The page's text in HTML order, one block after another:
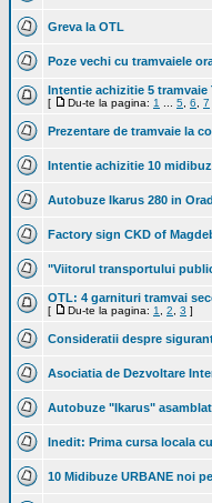
Greva la OTL
Poze vechi cu tramvaiele
Intentie achizitie 5 tramvaie
[ Du-te la pagina: 1 5 6 7
Prezentare de tramvaie la
Intentie achizitie 10
Autobuze Ikarus 280 in
Factory sign CKD of
"Viitorul transportului
OTL: 4 garnituri tramvai
[ Du-te la pagina: 1 2 3 ]
Consideratii despre
Asociatia de Dezvoltare
Autobuze "Ikarus"
Inedit: Prima cursa locala
10 Midibuze URBANE noi